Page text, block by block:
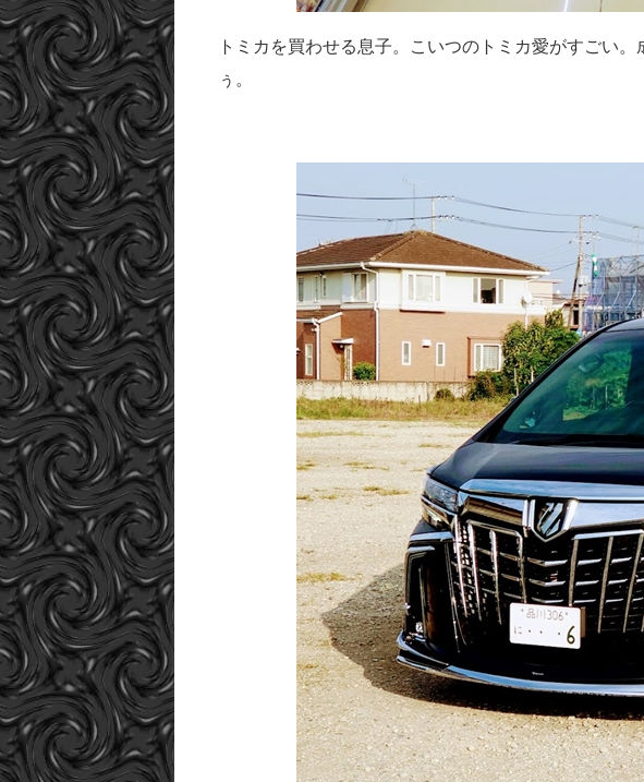
トミカを買わせる息子。こいつのトミカ愛がすごい
ぅ。